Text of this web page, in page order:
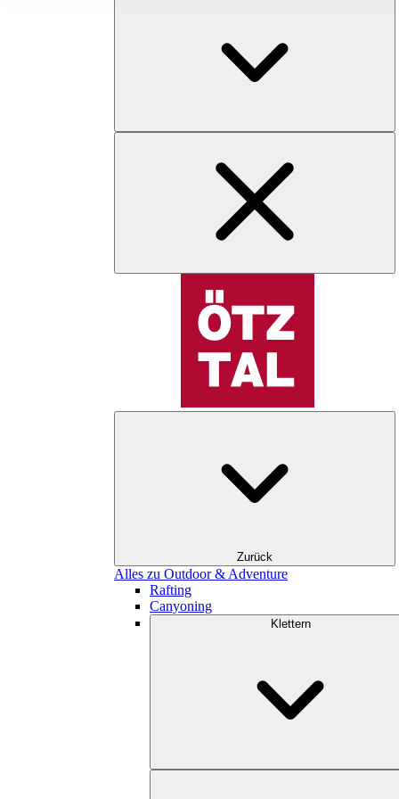
Zurück
Alles zu Outdoor & Adventure
Rafting
Canyoning
Klettern